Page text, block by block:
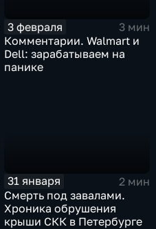
3 февраля
3 мин
Комментарии. Walmart и
Dell: зарабатываем на
панике
31 января
2 мин
Смерть под завалами.
Хроника обрушения
крыши СКК в Петербурге